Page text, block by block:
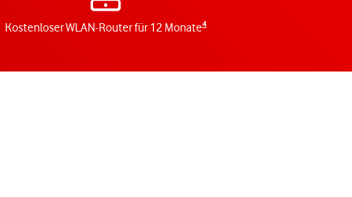
Kostenloser WLAN-Router für 12 Monate4